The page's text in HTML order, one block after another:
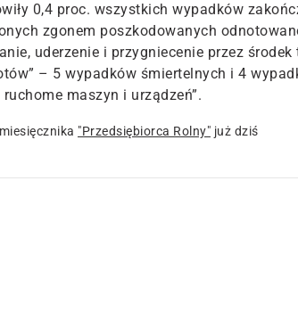
0,4 proc. wszystkich wypadków
zgonem poszkodowanych
uderzenie i przygniecenie przez
– 5 wypadków śmiertelnych i 4
maszyn i urządzeń”.
"Przedsiębiorca Rolny" już dziś